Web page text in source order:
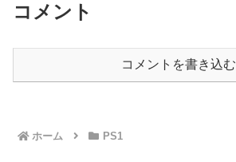
コメント
コメントを書き込む
ホーム PS1